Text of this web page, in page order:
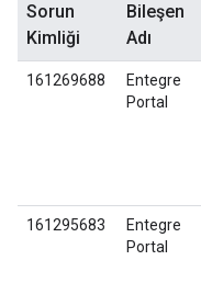
Sorun
Kimliği
Bileşen
Adı
161269688
Entegre
Portal
161295683
Entegre
Portal